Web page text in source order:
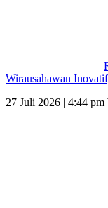
Wirausahawan
27 Juli 2026 | 4:44